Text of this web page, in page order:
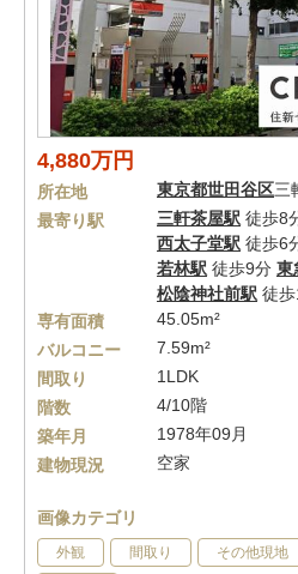
4,880万円
所在地 東京都世田谷区三
最寄り駅
三軒茶屋駅 徒歩8
西太子堂駅 徒歩6
若林駅 徒歩9分 東
松陰神社前駅 徒
専有面積
45.05m²
バルコニー
7.59m²
間取り
1LDK
階数
4/10階
築年月
1978年09月
建物現況
空家
画像カテゴリ
外観 間取り その他現地